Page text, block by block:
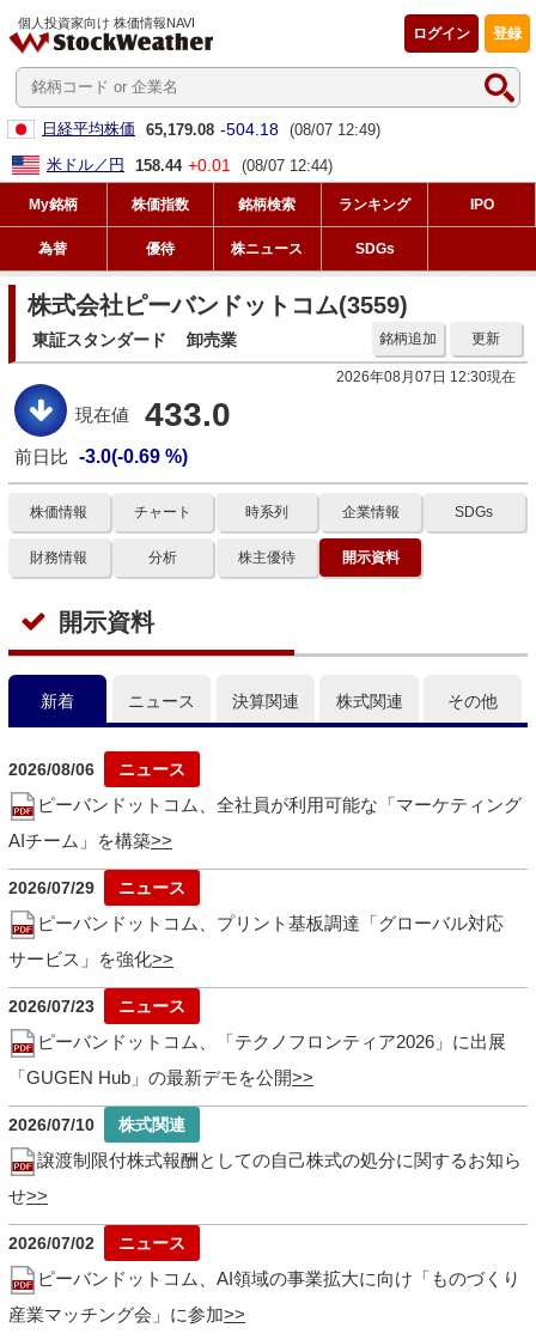
個人投資家向け 株価情報NAVI
登録
ログイン
日経平均株価 65,179.08 -504.18 (08/07 12:49)
米ドル／円
158.44 +0.01 (08/07 12:44)
My銘柄 株価指数 銘柄検索 ランキング IPO
為替 優待 株ニュース SDGs
株式会社ピーバンドットコム(3559)
東証スタンダード 卸売業 更新
銘柄追加
2026年08月07日 12:30現在
現在値 433.0
前日比 -3.0(-0.69 %)
株価情報 チャート 時系列 企業情報 SDGs
財務情報 分析 株主優待 開示資料
開示資料
新着 ニュース 決算関連 株式関連 その他
2026/08/06
ピーバンドットコム、全社員が利用可能な「マーケティング
AIチーム」を構築
2026/07/29
ピーバンドットコム、プリント基板調達「グローバル対応
サービス」を強化
2026/07/23
ピーバンドットコム、「テクノフロンティア2026」に出展
「GUGEN Hub」の最新デモを公開
2026/07/10
譲渡制限付株式報酬としての自己株式の処分に関するお知ら
せ
2026/07/02
ピーバンドットコム、AI領域の事業拡大に向け「ものづくり
産業マッチング会」に参加